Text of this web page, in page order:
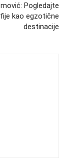
Pogledajte
kao egzotične
destinacije